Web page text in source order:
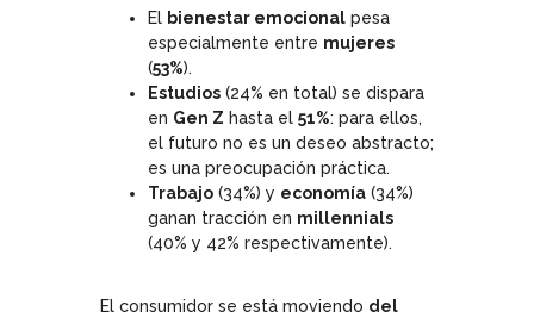
El bienestar emocional pesa
especialmente entre mujeres
(53%).
Estudios (24% en total) se dispara
en Gen Z hasta el 51%: para ellos,
el futuro no es un deseo abstracto;
es una preocupación práctica.
Trabajo (34%) y economía (34%)
ganan tracción en millennials
(40% y 42% respectivamente).
El consumidor se está moviendo del